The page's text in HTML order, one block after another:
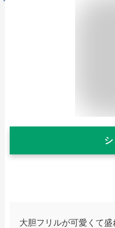
大胆フリルが可愛くて